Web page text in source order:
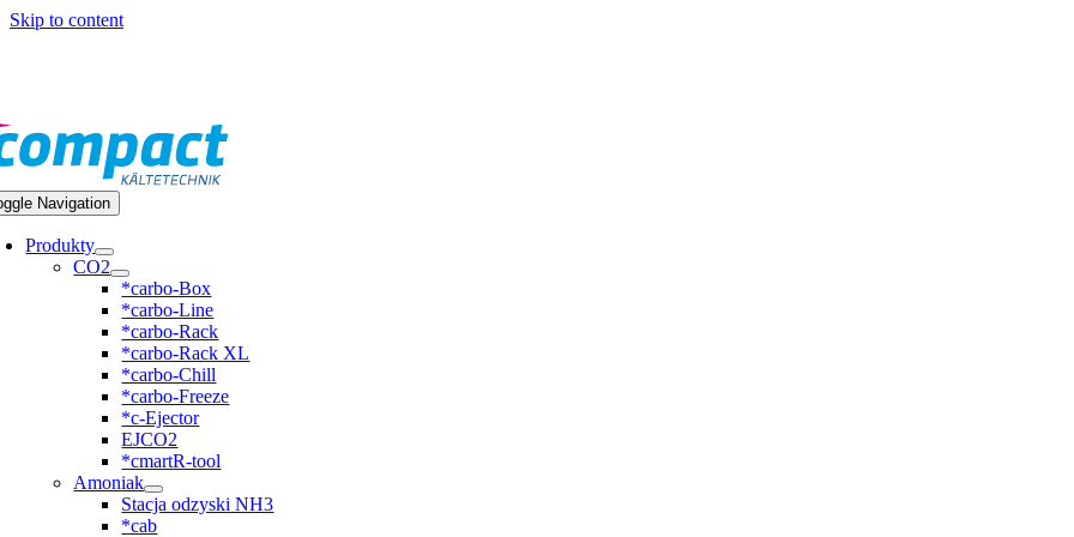
Skip to content
Navigation
Produkty
CO2
*carbo-Box
*carbo-Line
*carbo-Rack
*carbo-Rack XL
*carbo-Chill
*carbo-Freeze
*c-Ejector
EJCO2
*cmartR-tool
Amoniak
Stacja odzyski NH3
*cab